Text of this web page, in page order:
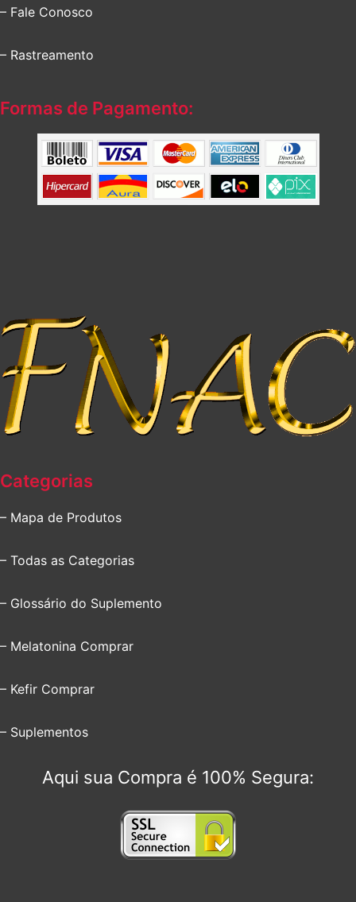
– Fale Conosco
– Rastreamento
Formas de Pagamento:
Categorias
– Mapa de Produtos
– Todas as Categorias
– Glossário do Suplemento
– Melatonina Comprar
– Kefir Comprar
– Suplementos
Aqui sua Compra é 100% Segura: